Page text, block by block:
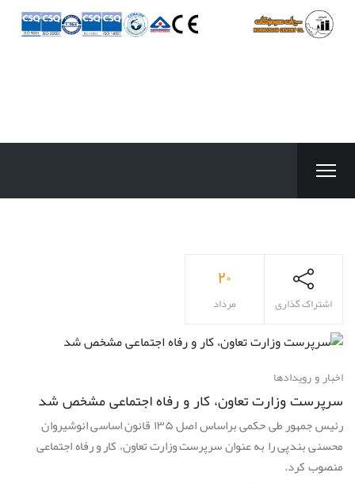
۲۰
مرداد اشتراک گذاری
اخبار و رویدادها
سرپرست وزارت تعاون، کار و رفاه اجتماعی مشخص شد
رئیس جمهور طی حکمی براساس اصل ۱۳۵ قانون اساسی انوشیروان
محسنی بندپی را به عنوان سرپرست وزارت تعاون، کار و رفاه اجتماعی
منصوب کرد.